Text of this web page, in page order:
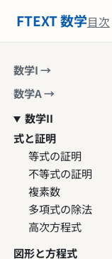
FTEXT 数学目次
数学I →
数学A →
数学II
式と証明
等式の証明
不等式の証明
複素数
多項式の除法
高次方程式
図形と方程式